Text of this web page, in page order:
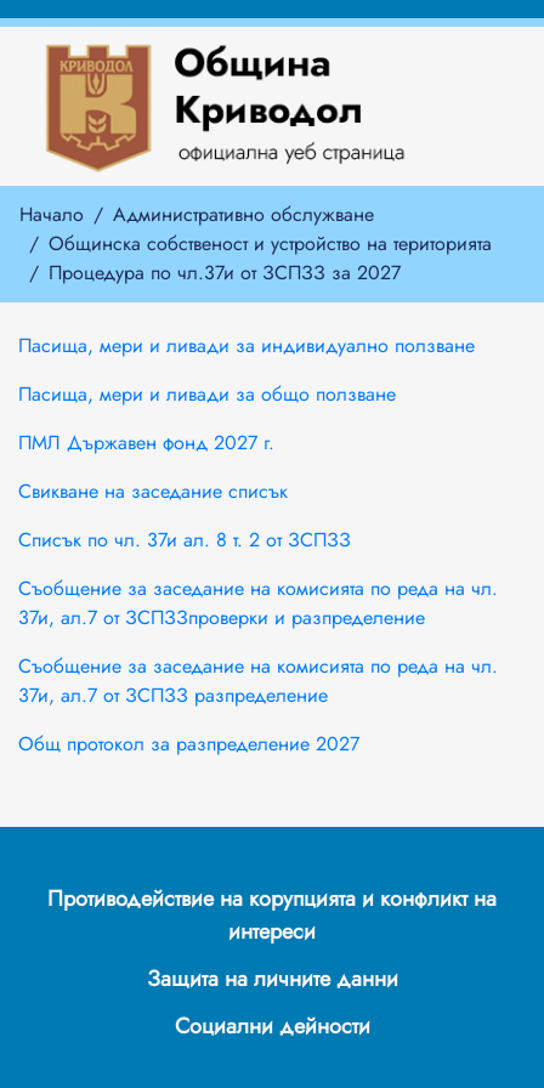
Начало
Административно обслужване
Общинска собственост и устройство на територията
Процедура по чл.37и от ЗСПЗЗ за 2027
Пасища, мери и ливади за индивидуално ползване
Пасища, мери и ливади за общо ползване
ПМЛ Държавен фонд 2027 г.
Свикване на заседание списък
Списък по чл. 37и ал. 8 т. 2 от ЗСПЗЗ
Съобщение за заседание на комисията по реда на чл.
37и, ал.7 от ЗСПЗЗпроверки и разпределение
Съобщение за заседание на комисията по реда на чл.
37и, ал.7 от ЗСПЗЗ разпределение
Общ протокол за разпределение 2027
Противодействие на корупцията и конфликт на
интереси
Защита на личните данни
Социални дейности